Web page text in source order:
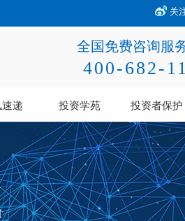
关
全国免费咨询服
400-682-
速递 投资学苑 投资者保护